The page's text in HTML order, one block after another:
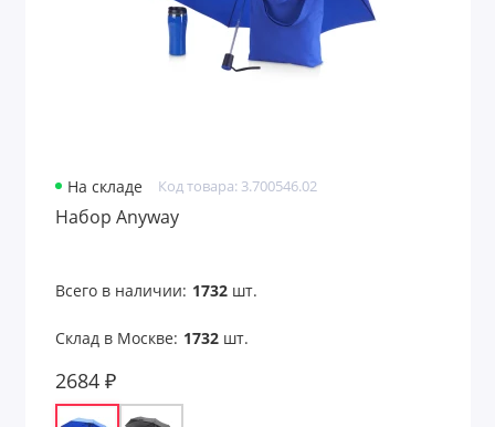
На складе Код товара: 3.700546.02
Набор Anyway
Всего в наличии: 1732шт.
Склад в Москве: 1732шт.
2684 ₽